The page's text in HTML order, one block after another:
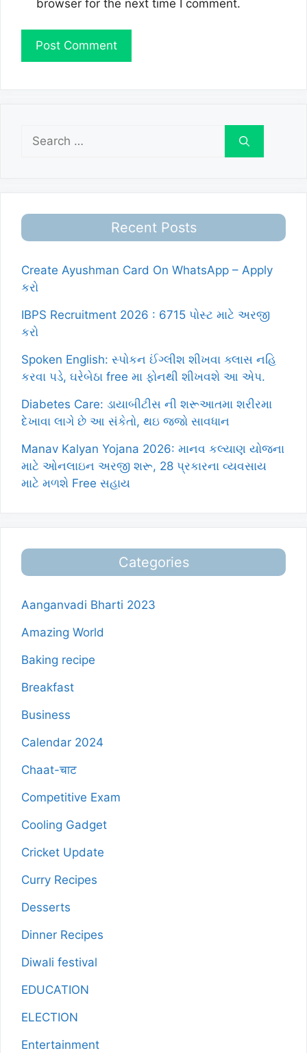
browser for the next time I comment.
Search
for:
Recent Posts
Create Ayushman Card On WhatsApp – Apply
કરો
IBPS Recruitment 2026 : 6715 પોસ્ટ માટે અરજી
કરો
Spoken English: સ્પોકન ઈંગ્લીશ શીખવા ક્લાસ નહિ
કરવા પડે, ઘરેબેઠા free મા ફોનથી શીખવશે આ એપ.
Diabetes Care: ડાયાબીટીસ ની શરૂઆતમા શરીરમા
દેખાવા લાગે છે આ સંકેતો, થઇ જજો સાવધાન
Manav Kalyan Yojana 2026: માનવ કલ્યાણ યોજના
માટે ઓનલાઇન અરજી શરૂ, 28 પ્રકારના વ્યવસાય
માટે મળશે Free સહાય
Categories
Aanganvadi Bharti 2023
Amazing World
Baking recipe
Breakfast
Business
Calendar 2024
Chaat-चाट
Competitive Exam
Cooling Gadget
Cricket Update
Curry Recipes
Desserts
Dinner Recipes
Diwali festival
EDUCATION
ELECTION
Entertainment